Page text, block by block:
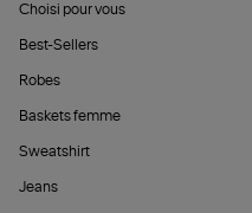
Choisi pour vous
Best-Sellers
Robes
Baskets femme
Sweatshirt
Jeans